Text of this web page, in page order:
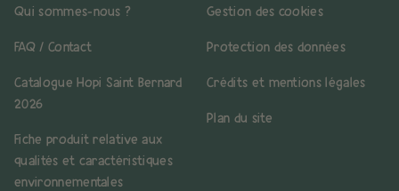
Qui sommes-nous ?
FAQ / Contact
Catalogue Hopi Saint Bernard
2026
Fiche produit relative aux
qualités et caractéristiques
environnementales
Gestion des cookies
Protection des données
Crédits et mentions légales
Plan du site